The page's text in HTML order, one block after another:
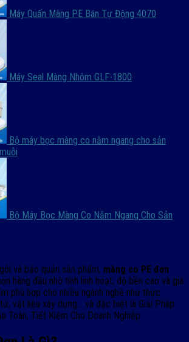
Máy Quấn Màng PE Bán Tự Động 4070
Máy Seal Màng Nhôm GLF-1800
Bộ máy bọc màng co nằm ngang cho sản
Bộ Máy Bọc Màng Co Nằm Ngang Cho Sản
và bảo quản sản phẩm, màng co PE đơn
hàng đầu nhờ tính linh hoạt, độ bền cao và giá
phù hợp cho nhiều ngành nghề như thực
vật liệu xây dựng… và đặc biệt là Giải Pháp
Toàn, Tiết Kiệm Cho Doanh Nghiệp